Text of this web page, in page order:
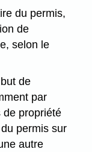
du permis,
de
selon le
de
par
de propriété
permis sur
autre